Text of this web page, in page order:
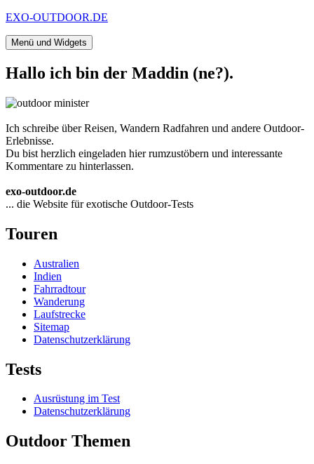
Zum
springen
EXO-OUTDOOR.DE
Menü und Widgets
Hallo ich bin der Maddin (ne?).
Ich schreibe über Reisen, Wandern Radfahren und andere Outdoor-
Erlebnisse.
Du bist herzlich eingeladen hier rumzustöbern und interessante
Kommentare zu hinterlassen.
exo-outdoor.de
... die Website für exotische Outdoor-Tests
Touren
Australien
Indien
Fahrradtour
Wanderung
Laufstrecke
Sitemap
Datenschutzerklärung
Tests
Ausrüstung im Test
Datenschutzerklärung
Outdoor Themen